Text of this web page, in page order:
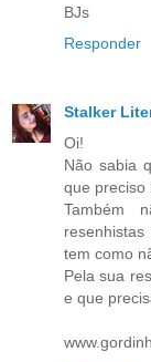
BJs
Responder
Stalker
Oi!
Não sabia
que preciso
Também
tem como
Pela sua
e que